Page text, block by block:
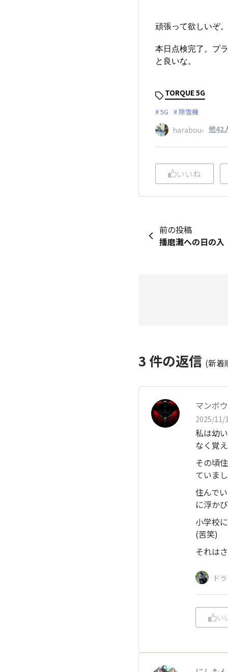
頑張って欲しいぞ。
本日点検完了。プ
と良いな。
TORQUE 5G
5G 除雪機
harabou、 他42
いいね
前の投稿
播磨灘への日の入
3 件の返信 (新着
マンボウ
2025/11/
私は幼
なく覚
その頃
ていま
住んで
に浮か
小学校
(苦笑)
それは
ド
い